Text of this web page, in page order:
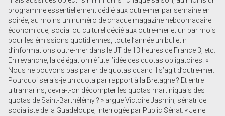
programme essentiellement dédié aux outre-mer par semaine en
soirée, au moins un numéro de chaque magazine hebdomadaire
économique, social ou culturel dédié aux outre-mer et un par mois
pour les émissions quotidiennes, toute l’année un bulletin
d’informations outre-mer dans le JT de 13 heures de France 3, etc.
En revanche, la délégation réfute l’idée des quotas obligatoires. «
Nous ne pouvons pas parler de quotas quand il s’agit d’outre-mer.
Pourquoi serais-je un quota par rapport à la Bretagne ? Et entre
ultramarins, devra-t-on décompter les quotas martiniquais des
quotas de Saint-Barthélémy ? » argue Victoire Jasmin, sénatrice
socialiste de la Guadeloupe, interrogée par Public Sénat. « Je ne